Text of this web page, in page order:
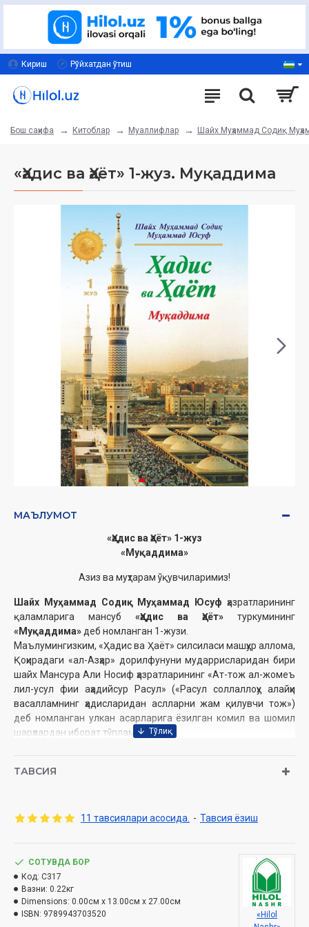
Кириш Рўйхатдан ўтиш
Бош саҳифа Китоблар Муаллифлар Шайх Муҳаммад Содиқ
«Ҳадис ва Ҳаёт» 1-жуз. Муқаддима
МАЪЛУМОТ
«Ҳадис ва Ҳаёт» 1-жуз
«Муқаддима»
Азиз ва муҳтарам ўқувчиларимиз!
Шайх Муҳаммад Содиқ Муҳаммад Юсуф ҳазратларининг
қаламларига мансуб «Ҳадис ва Ҳаёт» туркумининг
«Муқаддима»деб номланган 1-жузи.
Маълумингизким, «Ҳадис ва Ҳаёт» силсиласи машҳур аллома,
Қоҳирадаги «ал-Азҳар» дорилфунуни мударрисларидан бири
шайх Мансура Али Носиф ҳазратларининг «Ат-тож ал-жомеъ
лил-усул фии аҳадийсур Расул» («Расул соллаллоҳу алайҳи
васалламнинг ҳадисларидан аслларни жам қилувчи тож»)
деб номланган улкан асарларига ёзилган комил ва шомил
шарҳлардан иборат тўпламдир.
этилиши билан китобсеварларнинг севимли асарига
Эндиликда мазкур силсила таркибига кирувчи китоблар
бартараф этилиб, илмий маълумотлар таҳқиқ қилинган бўлиб,
бу мазкур нодир асар савиясининг янада юқорироқ
бўлишини таъминлади.
Эътиборингизга ҳавола этилаётган «Муқаддима» жузи ушбу
ТАВСИЯ
11 тавсиялари асосида. - Тавсия ёзиш
СОТУВДА БОР
Код: C317
Вазни: 0.22кг
Dimensions: 0.00см x 13.00см x 27.00см
ISBN: 9789943703520
«Hilol